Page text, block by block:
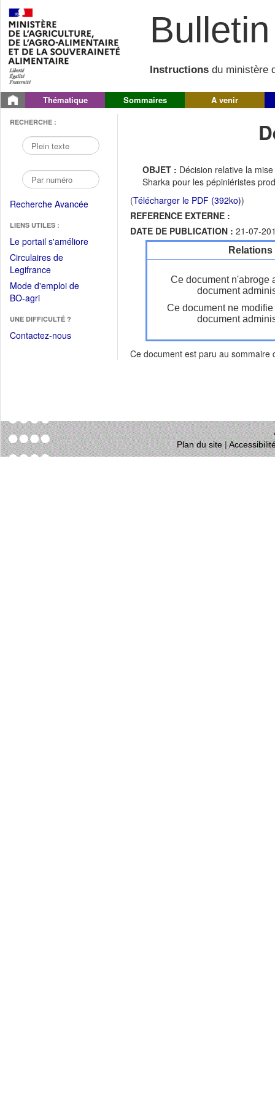
Instructions du ministère
Thématique Sommaires A venir
RECHERCHE :
Recherche Avancée
LIENS UTILES :
Le portail s'améliore(Fichier
Circulaires de
Legifrance(Ouvrir
dans
une
fenêtre)
Mode d'emploi de
BO-agri(Ouvrir
une
nouvelle
UNE DIFFICULTÉ ?
Contactez-nous
OBJET : Décision relative la
Sharka pour les pépiniéristes
(Télécharger le PDF (392ko))
REFERENCE EXTERNE :
DATE DE PUBLICATION : 21-07-
Ce document n'abroge
document
Ce document ne
document
Ce document est paru au sommaire
Plan du site|